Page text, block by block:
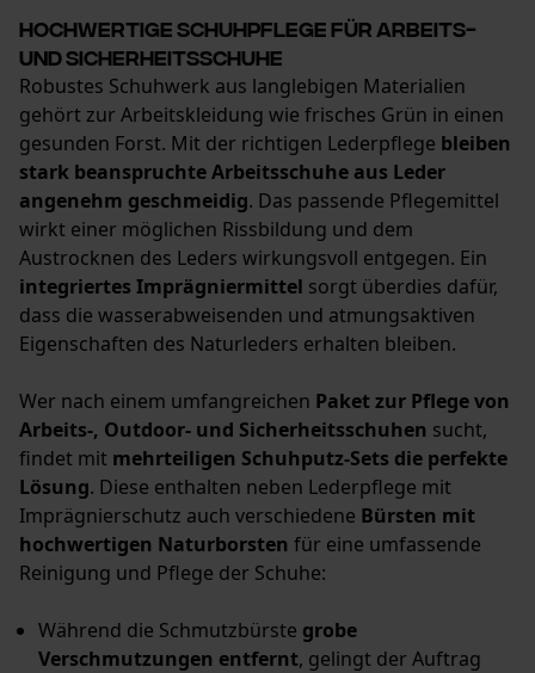
Hochwertige Schuhpflege für Arbeits-
und Sicherheitsschuhe
Robustes Schuhwerk aus langlebigen Materialien
gehört zur Arbeitskleidung wie frisches Grün in einen
gesunden Forst. Mit der richtigen Lederpflege bleiben
stark beanspruchte Arbeitsschuhe aus Leder
angenehm geschmeidig. Das passende Pflegemittel
wirkt einer möglichen Rissbildung und dem
Austrocknen des Leders wirkungsvoll entgegen. Ein
integriertes Imprägniermittel sorgt überdies dafür,
dass die wasserabweisenden und atmungsaktiven
Eigenschaften des Naturleders erhalten bleiben.
Wer nach einem umfangreichen Paket zur Pflege von
Arbeits-, Outdoor- und Sicherheitsschuhen sucht,
findet mit mehrteiligen Schuhputz-Sets die perfekte
Lösung. Diese enthalten neben Lederpflege mit
Imprägnierschutz auch verschiedene Bürsten mit
hochwertigen Naturborsten für eine umfassende
Reinigung und Pflege der Schuhe:
Während die Schmutzbürste grobe
Verschmutzungen entfernt, gelingt der Auftrag